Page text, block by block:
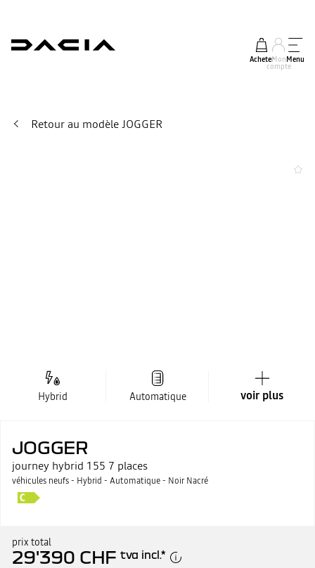
AcheterMon
compte
Menu
Retour au modèle JOGGER
Hybrid Automatique voir plus
JOGGER
journey hybrid 155 7 places
véhicules neufs - Hybrid - Automatique - Noir Nacré
prix total
29'390 CHF tva incl.*